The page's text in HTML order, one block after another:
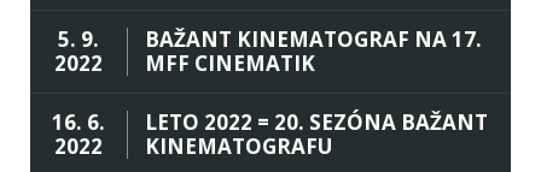
5. 9.
2022
BAŽANT KINEMATOGRAF NA 17.
MFF CINEMATIK
16. 6.
2022
LETO 2022 = 20. SEZÓNA BAŽANT
KINEMATOGRAFU